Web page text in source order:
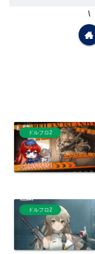
ドルフロ2
ドルフロ2